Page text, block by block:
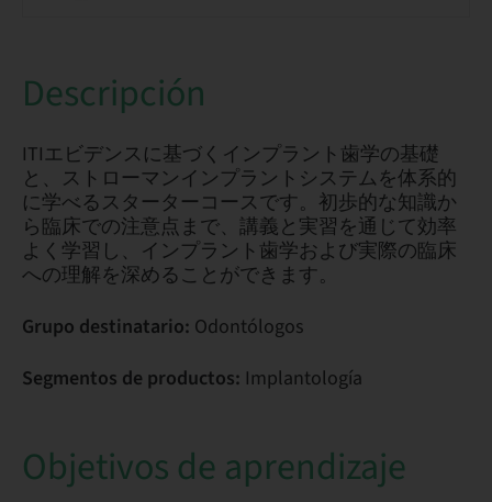
Descripción
ITIエビデンスに基づくインプラント歯学の基礎
と、ストローマンインプラントシステムを体系的
に学べるスターターコースです。初歩的な知識か
ら臨床での注意点まで、講義と実習を通じて効率
よく学習し、インプラント歯学および実際の臨床
への理解を深めることができます。
Grupo destinatario: Odontólogos
Segmentos de productos: Implantología
Objetivos de aprendizaje